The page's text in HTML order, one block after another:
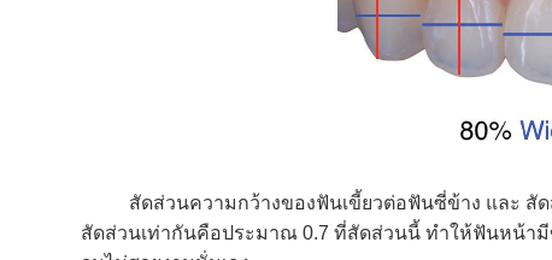
สัดส่วนความกว้างของฟันเขี้ยวต่อฟันซี่ข้าง และ สัด
สัดส่วนเท่ากันคือประมาณ 0.7 ที่สัดส่วนนี้ ทำให้ฟันหน้า